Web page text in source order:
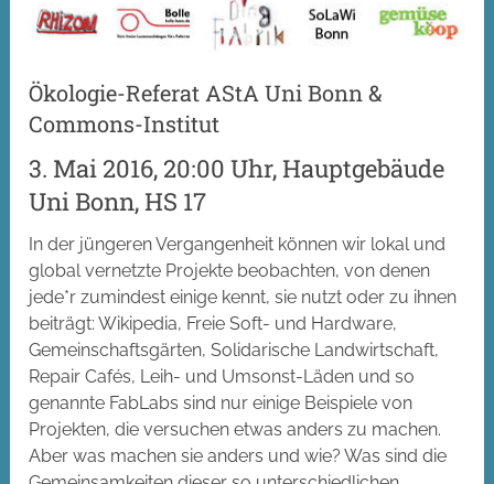
Ökologie-Referat AStA Uni Bonn &
Commons-Institut
3. Mai 2016, 20:00 Uhr, Hauptgebäude
Uni Bonn, HS 17
In der jüngeren Vergangenheit können wir lokal und
global vernetzte Projekte beobachten, von denen
jede*r zumindest einige kennt, sie nutzt oder zu ihnen
beiträgt: Wikipedia, Freie Soft- und Hardware,
Gemeinschaftsgärten, Solidarische Landwirtschaft,
Repair Cafés, Leih- und Umsonst-Läden und so
genannte FabLabs sind nur einige Beispiele von
Projekten, die versuchen etwas anders zu machen.
Aber was machen sie anders und wie? Was sind die